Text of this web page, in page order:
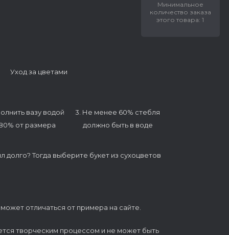
Минимальное
количество заказа
этого товара: 1
Уход за цветами
вазу водой
от размера
3. Не менее 60% стебля
должно быть в воде
долго? Тогда выберите букет из сухоцветов
отличаться от примера на сайте.
творческим процессом и не может быть